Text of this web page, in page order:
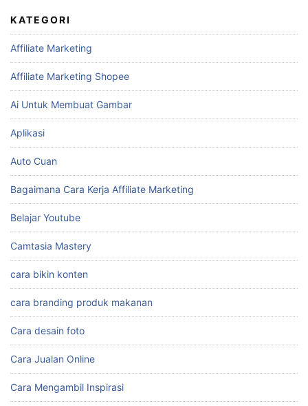
KATEGORI
Affiliate Marketing
Affiliate Marketing Shopee
Ai Untuk Membuat Gambar
Aplikasi
Auto Cuan
Bagaimana Cara Kerja Affiliate Marketing
Belajar Youtube
Camtasia Mastery
cara bikin konten
cara branding produk makanan